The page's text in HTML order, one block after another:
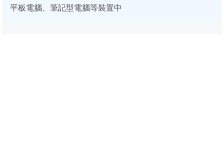
平板電腦、筆記型電腦等裝置中